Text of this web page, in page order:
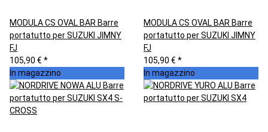
MODULA CS OVAL BAR Barre
portatutto per SUZUKI JIMNY
FJ
105,90 € *
MODULA CS OVAL BAR Barre
portatutto per SUZUKI JIMNY
FJ
105,90 € *
In magazzino
In magazzino